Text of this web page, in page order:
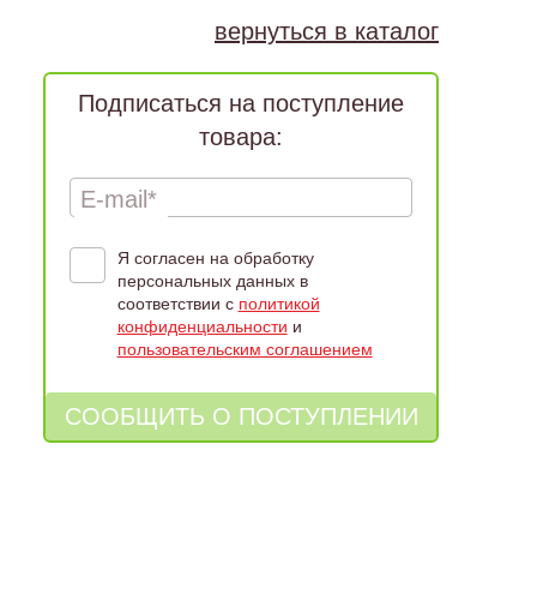
вернуться в каталог
Подписаться на поступление
товара:
E-mail*
Я согласен на обработку
персональных данных в
соответствии с политикой
конфиденциальности и
пользовательским соглашением